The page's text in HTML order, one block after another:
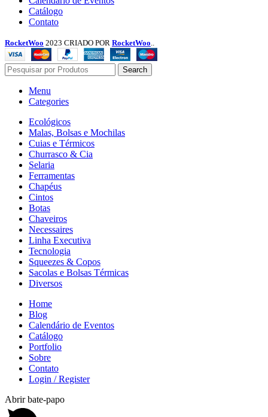
Catálogo
Contato
RocketWoo 2023 CRIADO POR RocketWoo..
Search
Menu
Categories
Ecológicos
Malas, Bolsas e Mochilas
Cuias e Térmicos
Churrasco & Cia
Selaria
Ferramentas
Chapéus
Cintos
Botas
Chaveiros
Necessaires
Linha Executiva
Tecnologia
Squeezes & Copos
Sacolas e Bolsas Térmicas
Diversos
Home
Blog
Calendário de Eventos
Catálogo
Portfolio
Sobre
Contato
Login / Register
Abrir bate-papo